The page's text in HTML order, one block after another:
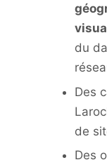
du
Des
de
Des